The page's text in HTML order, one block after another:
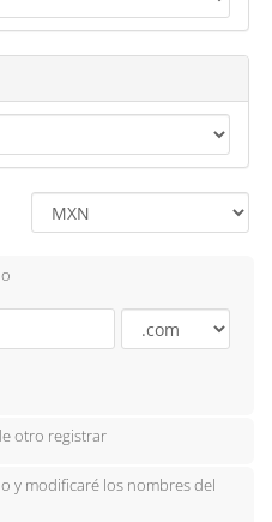
otro registrar
y modificaré los nombres del